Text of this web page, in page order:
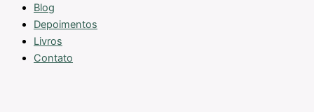
Blog
Depoimentos
Livros
Contato